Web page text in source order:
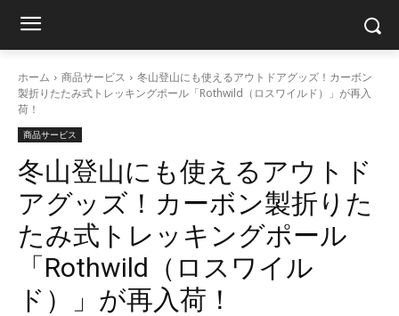
ホーム 商品サービス
冬山登山にも使えるアウトドアグッズ！カーボン
製折りたたみ式トレッキングポール「Rothwild（ロスワイルド）」が再入
荷！
商品サービス
冬山登山にも使えるアウトド
アグッズ！カーボン製折りた
たみ式トレッキングポール
「Rothwild（ロスワイル
ド）」が再入荷！